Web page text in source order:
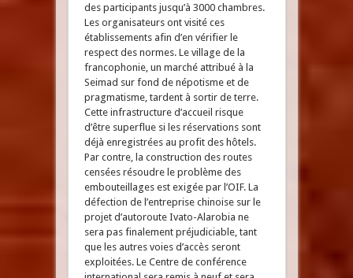
des participants jusqu’à 3000 chambres.
Les organisateurs ont visité ces
établissements afin d’en vérifier le
respect des normes. Le village de la
francophonie, un marché attribué à la
Seimad sur fond de népotisme et de
pragmatisme, tardent à sortir de terre.
Cette infrastructure d’accueil risque
d’être superflue si les réservations sont
déjà enregistrées au profit des hôtels.
Par contre, la construction des routes
censées résoudre le problème des
embouteillages est exigée par l’OIF. La
défection de l’entreprise chinoise sur le
projet d’autoroute Ivato-Alarobia ne
sera pas finalement préjudiciable, tant
que les autres voies d’accès seront
exploitées. Le Centre de conférence